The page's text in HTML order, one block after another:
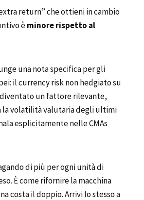
return” che ottieni in cambio
èminore rispetto al
una nota specifica per gli
il currency risk non hedgiato su
diventato un fattore rilevante,
volatilità valutaria degli ultimi
esplicitamente nelle CMAs
di più per ogni unità di
È come rifornire la macchina
costa il doppio. Arrivi lo stesso a